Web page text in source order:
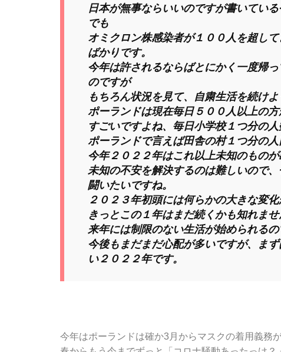
日本が無事ならいいのですが書いてい
でも
オミクロン株感染者が１００人を超し
ばかりです。
今年は許されるならばとにかく一度帰
のですが
もちろん状況を見て、自粛生活を続けよ
ポーランドは現在毎日５００人以上の方
すごいですよね、毎日小学校１つ分の人
ポーランドで言えば田舎の村１つ分の人
今年２０２２年はこれ以上未知のものが
未知の不安を解決するのは難しいので
闘いたいですね。
２０２３年初頭には何らかの大きな変
きっとこの１年はまだ続くかも知れま
来年には制限のない生活が始められるの
今後もまだまだ心配が多いですが、ま
い２０２２年です。
今年はポーランドは確か3月からマスクの着用義務が